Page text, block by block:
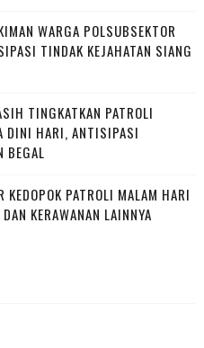
WARGA POLSUBSEKTOR
TINDAK KEJAHATAN SIANG
TINGKATKAN PATROLI
DINI HARI, ANTISIPASI
BEGAL
KEDOPOK PATROLI MALAM HARI
KERAWANAN LAINNYA